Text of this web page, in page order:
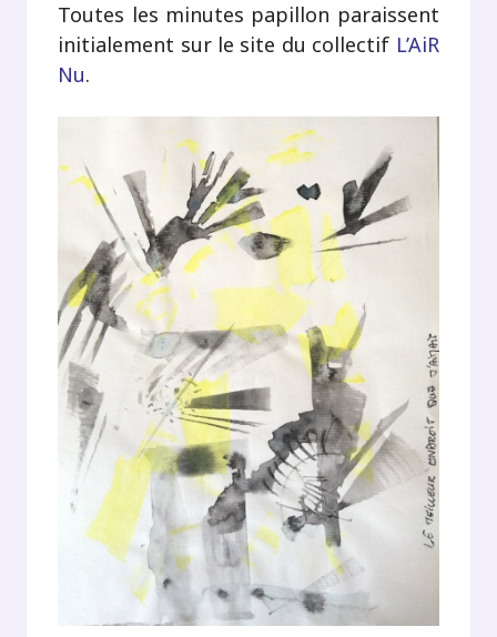
Toutes les minutes papillon paraissent
initialement sur le site du collectif L’AiR
Nu.